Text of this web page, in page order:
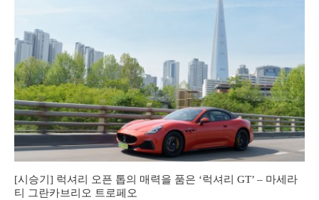
[시승기] 럭셔리 오픈 톱의 매력을 품은 ‘럭셔리 GT’ – 마세라
티 그란카브리오 트로페오